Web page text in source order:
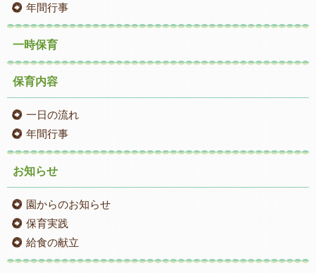
年間行事
一時保育
保育内容
一日の流れ
年間行事
お知らせ
園からのお知らせ
保育実践
給食の献立